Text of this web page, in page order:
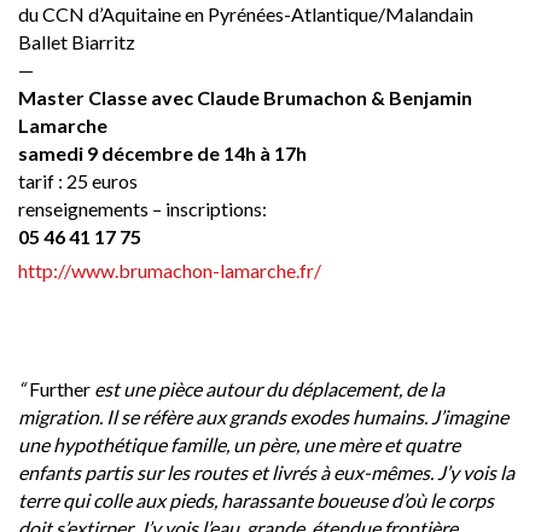
du CCN d’Aquitaine en Pyrénées-Atlantique/Malandain
Ballet Biarritz
—
Master Classe avec Claude Brumachon & Benjamin
Lamarche
samedi 9 décembre de 14h à 17h
tarif : 25 euros
renseignements – inscriptions:
05 46 41 17 75
http://www.brumachon-lamarche.fr/
“Further est une pièce autour du déplacement, de la
migration. Il se réfère aux grands exodes humains. J’imagine
une hypothétique famille, un père, une mère et quatre
enfants partis sur les routes et livrés à eux-mêmes. J’y vois la
terre qui colle aux pieds, harassante boueuse d’où le corps